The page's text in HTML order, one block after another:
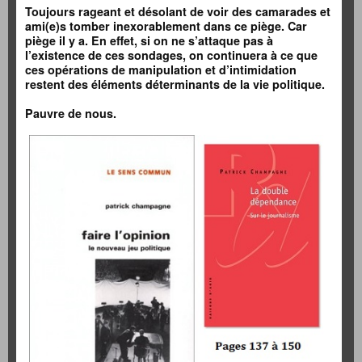
Toujours rageant et désolant de voir des camarades et
ami(e)s tomber inexorablement dans ce piège. Car
piège il y a. En effet, si on ne s’attaque pas à
l’existence de ces sondages, on continuera à ce que
ces opérations de manipulation et d’intimidation
restent des éléments déterminants de la vie politique.
Pauvre de nous.